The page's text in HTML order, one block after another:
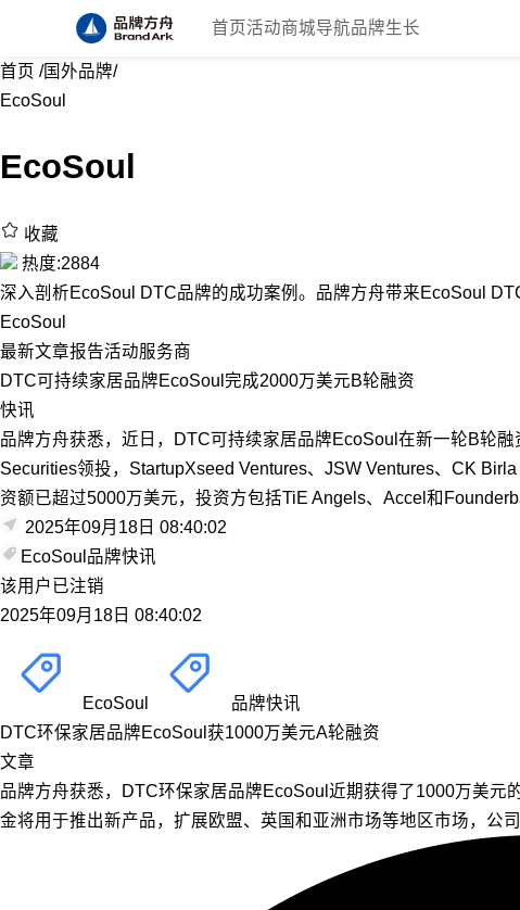
首页 活动商城导航品牌生长
首页 /国外品牌/
EcoSoul
EcoSoul
收藏
热度:2884
深入剖析EcoSoul DTC品牌的成功案例。品牌方舟带来EcoSoul
EcoSoul
最新文章报告活动服务商
DTC可持续家居品牌EcoSoul完成2000万美元B轮融资
快讯
品牌方舟获悉，近日，DTC可持续家居品牌EcoSoul在新一轮B轮
Securities领投，StartupXseed Ventures、JSW Ventures、CK
资额已超过5000万美元，投资方包括TiE Angels、Accel和
2025年09月18日 08:40:02
EcoSoul 品牌快讯
该用户已注销
2025年09月18日 08:40:02
EcoSoul
品牌快讯
DTC环保家居品牌EcoSoul获1000万美元A轮融资
文章
品牌方舟获悉，DTC环保家居品牌EcoSoul近期获得了1000万美
金将用于推出新产品，扩展欧盟、英国和亚洲市场等地区市场，公